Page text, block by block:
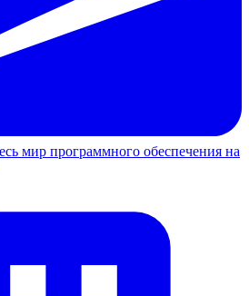
мир программного обеспечения на